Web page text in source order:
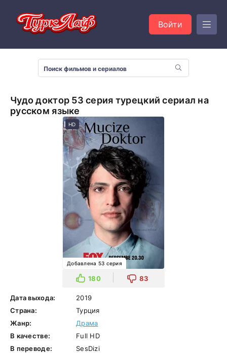
Войти
Чудо доктор 53 серия турецкий сериал на
русском языке
HD
Добавлена 53 серия
180 83
Дата выхода:
2019
Страна:
Турция
Жанр:
Драма
В качестве:
Full HD
В переводе:
SesDizi